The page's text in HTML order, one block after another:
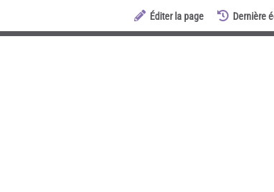
Éditer la page Dernière